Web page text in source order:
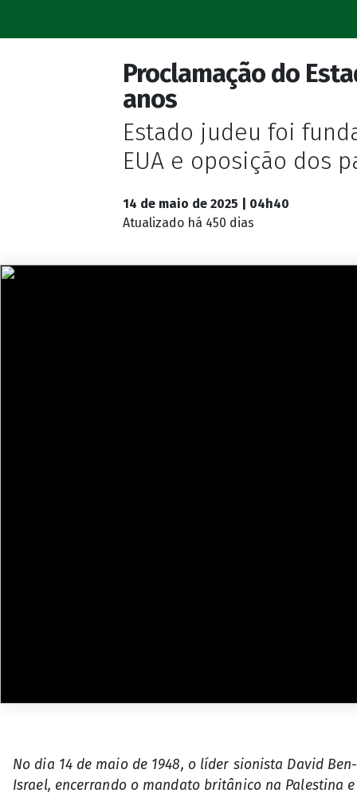
Proclamação do
anos
Estado judeu foi
EUA e oposição dos
14 de maio de 2025 | 04h40
Atualizado há 450 dias
No dia 14 de maio de 1948, o líder sionista David
Israel, encerrando o mandato britânico na Palestina